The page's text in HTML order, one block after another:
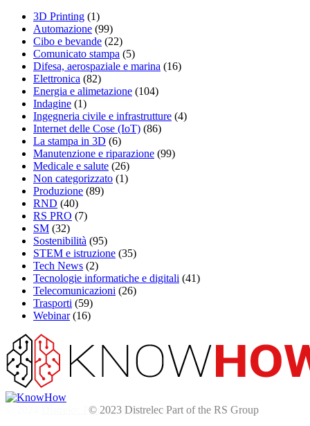
3D Printing (1)
Automazione (99)
Cibo e bevande (22)
Comunicato stampa (5)
Difesa, aerospaziale e marina (16)
Elettronica (82)
Energia e alimetazione (104)
Indagine (1)
Ingegneria civile e infrastrutture (4)
Internet delle Cose (IoT) (86)
La stampa in 3D (6)
Manutenzione e riparazione (99)
Medicale e salute (26)
Non categorizzato (1)
Produzione (89)
RND (40)
RS PRO (7)
SM (32)
Sostenibilità (95)
STEM e istruzione (35)
Tech News (2)
Tecnologie informatiche e digitali (41)
Telecomunicazioni (26)
Trasporti (59)
Webinar(16)
Distrelec Part of the RS Group